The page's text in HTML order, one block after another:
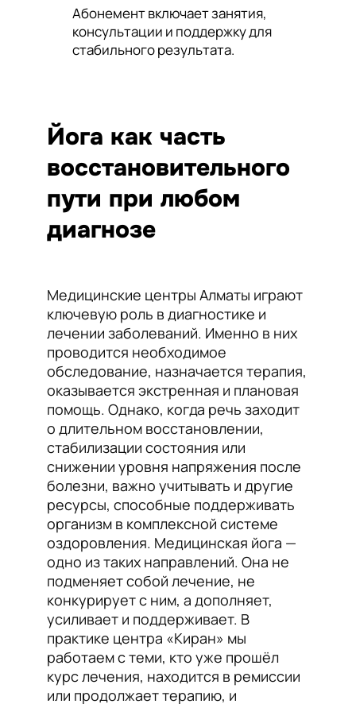
Абонемент включает занятия,
консультации и поддержку для
стабильного результата.
Йога как часть
восстановительного
пути при любом
диагнозе
Медицинские центры Алматы играют
ключевую роль в диагностике и
лечении заболеваний. Именно в них
проводится необходимое
обследование, назначается терапия,
оказывается экстренная и плановая
помощь. Однако, когда речь заходит
о длительном восстановлении,
стабилизации состояния или
снижении уровня напряжения после
болезни, важно учитывать и другие
ресурсы, способные поддерживать
организм в комплексной системе
оздоровления. Медицинская йога —
одно из таких направлений. Она не
подменяет собой лечение, не
конкурирует с ним, а дополняет,
усиливает и поддерживает. В
практике центра «Киран» мы
работаем с теми, кто уже прошёл
курс лечения, находится в ремиссии
или продолжает терапию, и